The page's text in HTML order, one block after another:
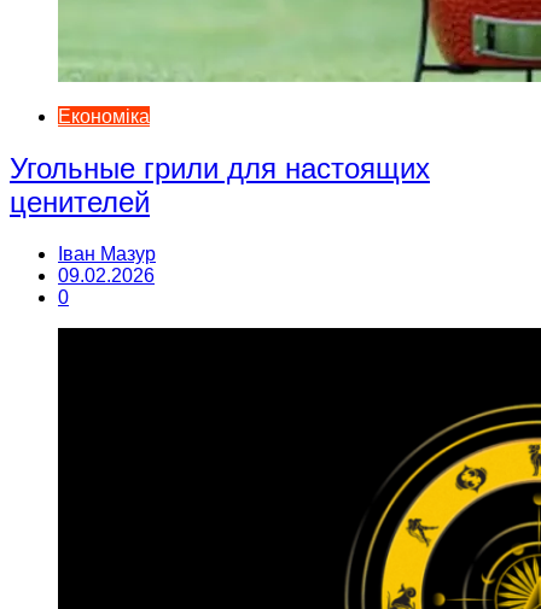
Економіка
Угольные грили для настоящих
ценителей
Іван Мазур
09.02.2026
0